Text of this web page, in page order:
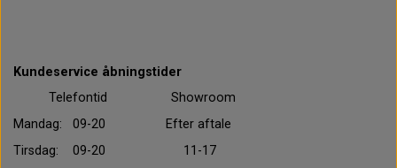
Kundeservice åbningstider
Telefontid Showroom
Mandag: 09-20 Efter aftale
Tirsdag: 09-20 11-17